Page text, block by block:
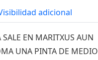
adicional
EN MARITXUS AUN
UNA PINTA DE MEDIO